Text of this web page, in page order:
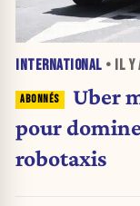
INTERNATIONAL • IL Y
Uber
pour
robotaxis